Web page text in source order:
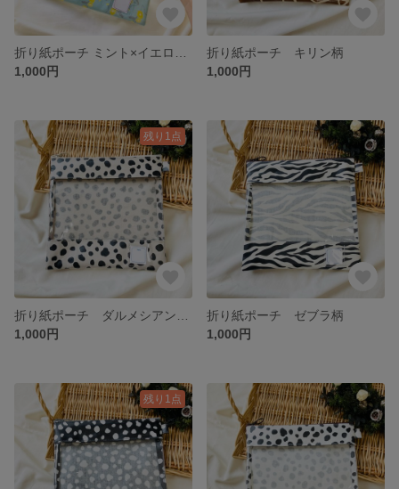
1,000円
折り紙ポーチ キリン柄
1,000円
残り1点
1,000円
折り紙ポーチ ゼブラ柄
1,000円
残り1点